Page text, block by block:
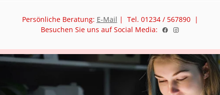
Persönliche Beratung: E-Mail | Tel. 01234 / 567890 |
Besuchen Sie uns auf Social Media: